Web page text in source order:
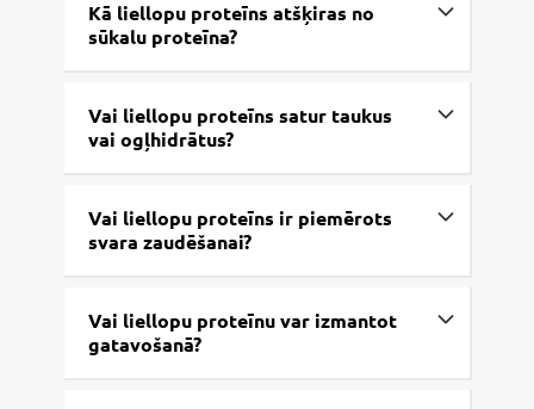
Kā liellopu proteīns atšķiras no
sūkalu proteīna?
Vai liellopu proteīns satur taukus
vai ogļhidrātus?
Vai liellopu proteīns ir piemērots
svara zaudēšanai?
Vai liellopu proteīnu var izmantot
gatavošanā?